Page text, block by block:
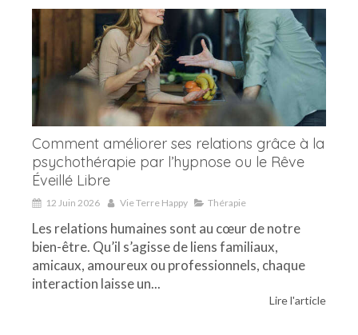
Comment améliorer ses relations grâce à la
psychothérapie par l’hypnose ou le Rêve
Éveillé Libre
12 Juin 2026 Vie Terre Happy Thérapie
Les relations humaines sont au cœur de notre
bien-être. Qu’il s’agisse de liens familiaux,
amicaux, amoureux ou professionnels, chaque
interaction laisse un...
Lire l'article